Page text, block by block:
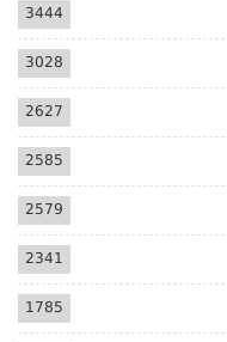
3444
3028
2627
2585
2579
2341
1785